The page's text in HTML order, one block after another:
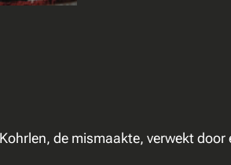
a
de mismaakte, verwekt